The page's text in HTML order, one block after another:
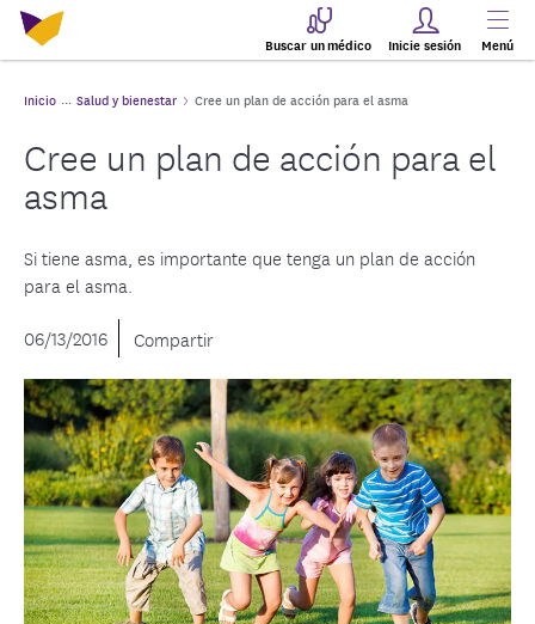
Buscar un médico Inicie sesión Menú
Inicio Salud y bienestar Cree un plan de acción para el asma
Cree un plan de acción para el
asma
Si tiene asma, es importante que tenga un plan de acción
para el asma.
06/13/2016
Compartir